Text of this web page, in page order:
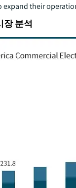
expand their
장 분석